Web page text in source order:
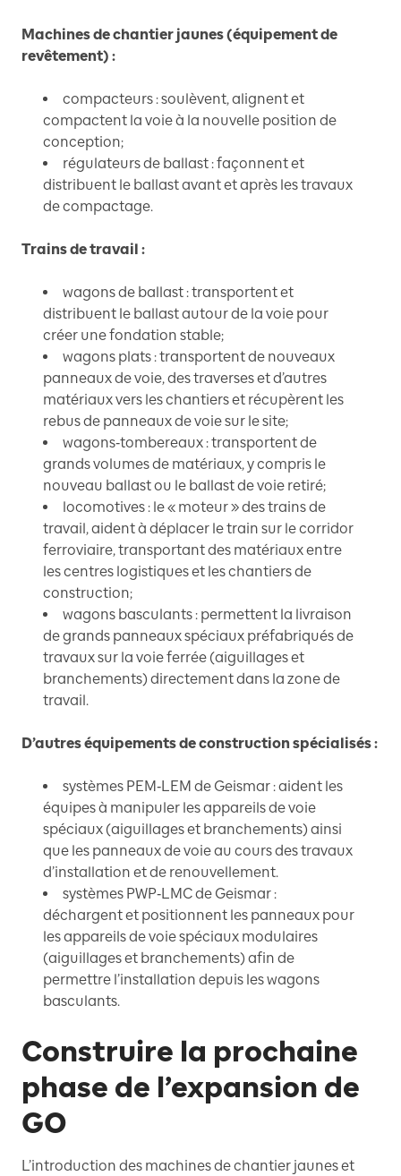
Machines de chantier jaunes (équipement de
revêtement) :
compacteurs : soulèvent, alignent et
compactent la voie à la nouvelle position de
conception;
régulateurs de ballast : façonnent et
distribuent le ballast avant et après les travaux
de compactage.
Trains de travail :
wagons de ballast : transportent et
distribuent le ballast autour de la voie pour
créer une fondation stable;
wagons plats : transportent de nouveaux
panneaux de voie, des traverses et d’autres
matériaux vers les chantiers et récupèrent les
rebus de panneaux de voie sur le site;
wagons‑tombereaux : transportent de
grands volumes de matériaux, y compris le
nouveau ballast ou le ballast de voie retiré;
locomotives : le « moteur » des trains de
travail, aident à déplacer le train sur le corridor
ferroviaire, transportant des matériaux entre
les centres logistiques et les chantiers de
construction;
wagons basculants : permettent la livraison
de grands panneaux spéciaux préfabriqués de
travaux sur la voie ferrée (aiguillages et
branchements) directement dans la zone de
travail.
D’autres équipements de construction spécialisés :
systèmes PEM‑LEM de Geismar : aident les
équipes à manipuler les appareils de voie
spéciaux (aiguillages et branchements) ainsi
que les panneaux de voie au cours des travaux
d’installation et de renouvellement.
systèmes PWP‑LMC de Geismar :
déchargent et positionnent les panneaux pour
les appareils de voie spéciaux modulaires
(aiguillages et branchements) afin de
permettre l’installation depuis les wagons
basculants.
Construire la prochaine
phase de l’expansion de
GO
L’introduction des machines de chantier jaunes et